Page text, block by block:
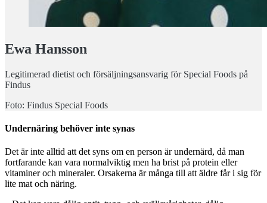
Ewa Hansson
Legitimerad dietist och försäljningsansvarig för Special Foods på
Findus
Foto: Findus Special Foods
Undernäring behöver inte synas
Det är inte alltid att det syns om en person är undernärd, då man
fortfarande kan vara normalviktig men ha brist på protein eller
vitaminer och mineraler. Orsakerna är många till att äldre får i sig för
lite mat och näring.